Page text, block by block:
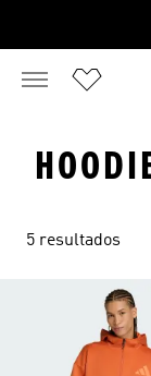
5 resultados